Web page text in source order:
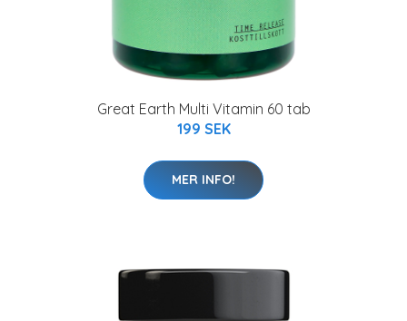
Great Earth Multi Vitamin 60 tab
199 SEK
MER INFO!